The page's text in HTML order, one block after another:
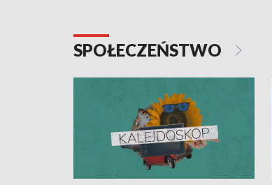
SPOŁECZEŃSTWO